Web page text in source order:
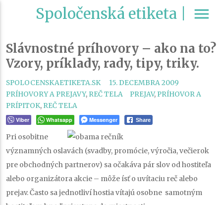
Spoločenská etiketa | menu
Slávnostné príhovory – ako na to?
Vzory, príklady, rady, tipy, triky.
SPOLOCENSKAETIKETA.SK 15. DECEMBRA 2009
PRÍHOVORY A PREJAVY, REČ TELA TAGS
PREJAV, PRÍHOVOR A
PRÍPITOK, REČ TELA
Viber Whatsapp Messenger Share
Pri osobitne
významných oslavách (svadby, promócie, výročia, večierok
pre obchodných partnerov) sa očakáva pár slov od hostiteľa
alebo organizátora akcie – môže ísť o uvítaciu reč alebo
prejav. Často sa jednotliví hostia vítajú osobne samotným